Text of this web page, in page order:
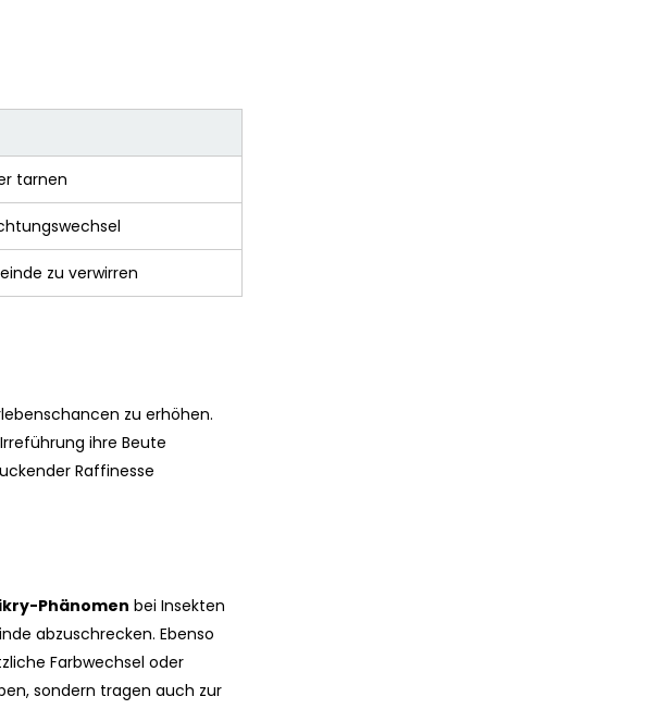
tarnen
zu verwirren
zu erhöhen.
ihre Beute
Raffinesse
Phänomen bei Insekten
abzuschrecken. Ebenso
Farbwechsel oder
sondern tragen auch zur